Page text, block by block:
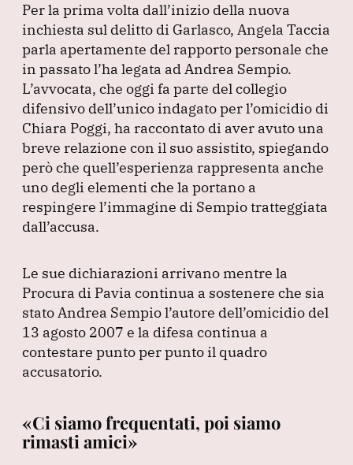
c
e
b
o
o
k
k
e
dI
n
at
s
A
p
p
e
gr
a
m
ai
l
Per la prima volta dall’inizio della nuova
inchiesta sul delitto di Garlasco, Angela Taccia
parla apertamente del rapporto personale che
in passato l’ha legata ad Andrea Sempio.
L’avvocata, che oggi fa parte del collegio
difensivo dell’unico indagato per l’omicidio di
Chiara Poggi, ha raccontato di aver avuto una
breve relazione con il suo assistito, spiegando
però che quell’esperienza rappresenta anche
uno degli elementi che la portano a
respingere l’immagine di Sempio tratteggiata
dall’accusa.
Le sue dichiarazioni arrivano mentre la
Procura di Pavia continua a sostenere che sia
stato Andrea Sempio l’autore dell’omicidio del
13 agosto 2007 e la difesa continua a
contestare punto per punto il quadro
accusatorio.
«Ci siamo frequentati, poi siamo
rimasti amici»